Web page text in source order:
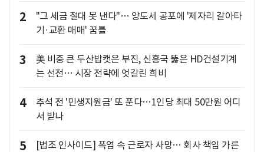
2
"그 세금 절대 못 낸다"… 양도세 공포에 '제자리 갈아타
기·교환 매매' 꿈틀
3
美 비중 큰 두산밥캣은 부진, 신흥국 뚫은 HD건설기계
는 선전… 시장 전략에 엇갈린 희비
4
추석 전 '민생지원금' 또 푼다…1인당 최대 50만원 어디
서 받나
5 [법조 인사이드] 폭염 속 근로자 사망… 회사 책임 가른